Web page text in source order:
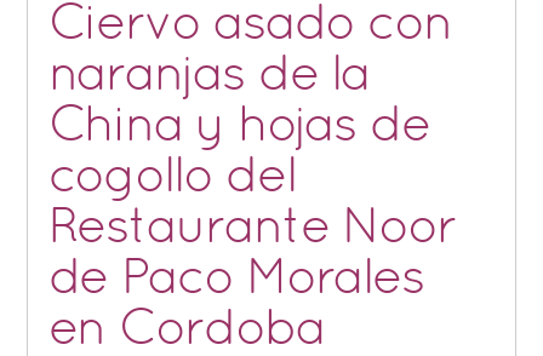
Ciervo asado con
naranjas de la
China y hojas de
cogollo del
Restaurante Noor
de Paco Morales
en Cordoba